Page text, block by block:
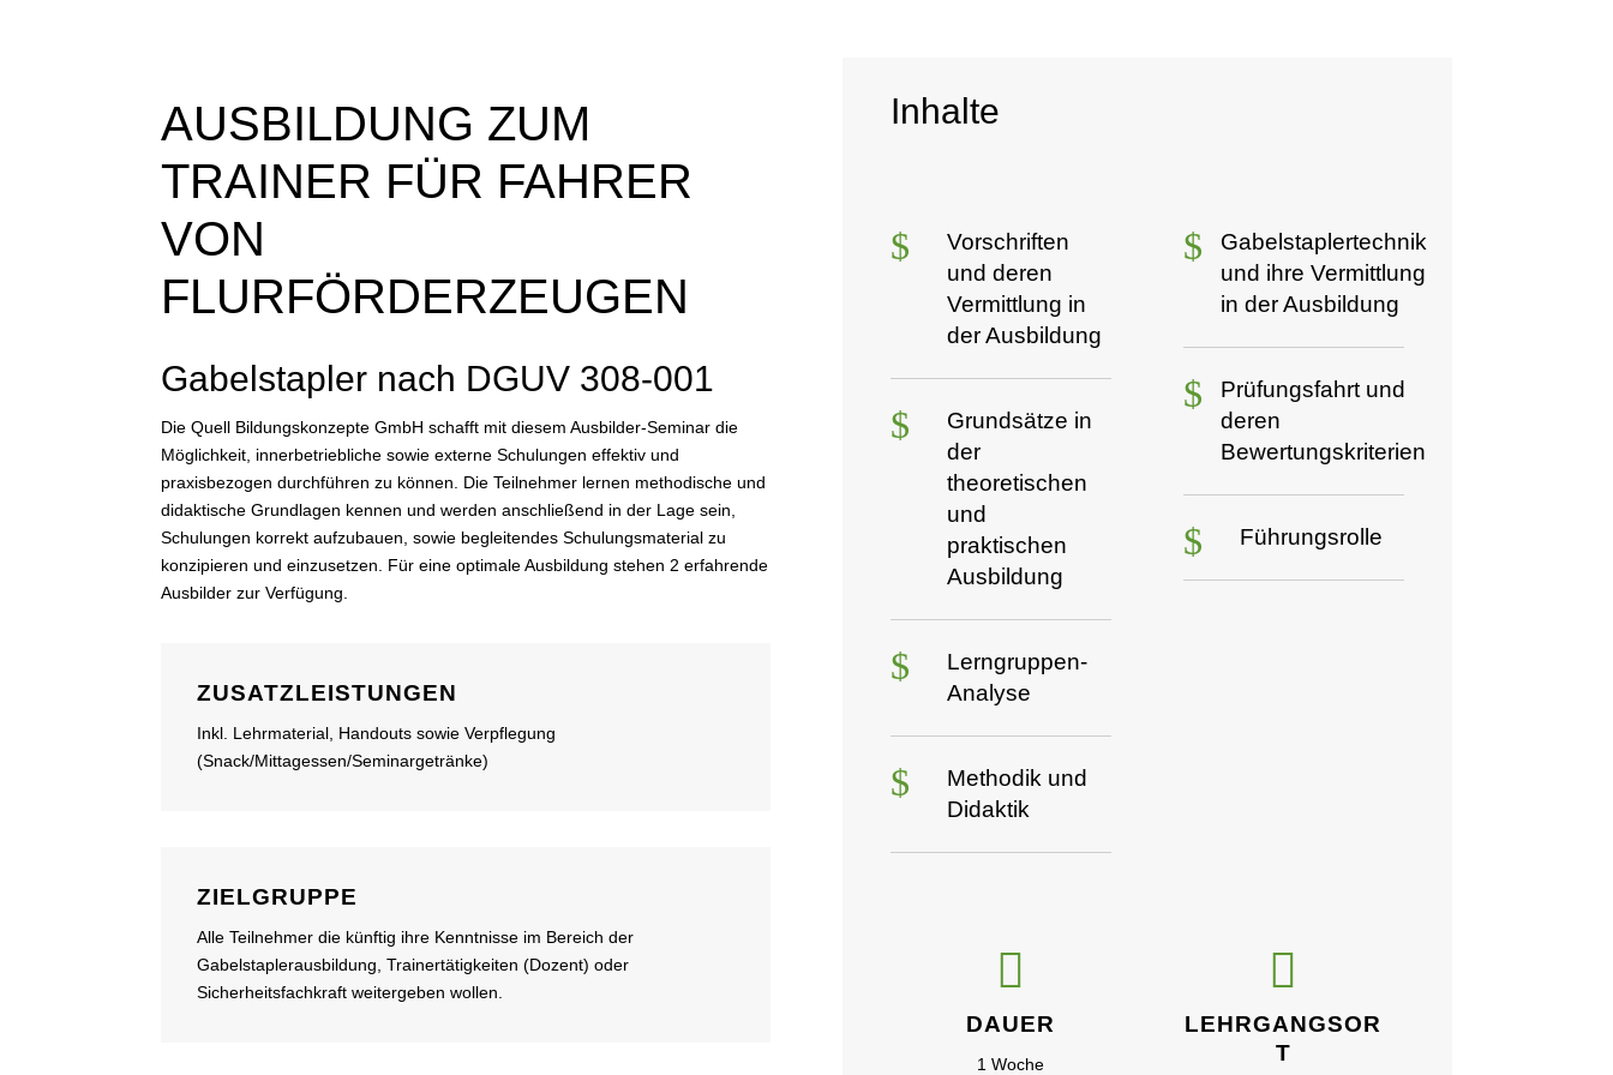
AUSBILDUNG ZUM
TRAINER FÜR FAHRER
VON
FLURFÖRDERZEUGEN
Gabelstapler nach DGUV 308-001
Die Quell Bildungskonzepte GmbH schafft mit diesem Ausbilder-Seminar die
Möglichkeit, innerbetriebliche sowie externe Schulungen effektiv und
praxisbezogen durchführen zu können. Die Teilnehmer lernen methodische und
didaktische Grundlagen kennen und werden anschließend in der Lage sein,
Schulungen korrekt aufzubauen, sowie begleitendes Schulungsmaterial zu
konzipieren und einzusetzen. Für eine optimale Ausbildung stehen 2 erfahrende
Ausbilder zur Verfügung.
ZUSATZLEISTUNGEN
Inkl. Lehrmaterial, Handouts sowie Verpflegung
(Snack/Mittagessen/Seminargetränke)
ZIELGRUPPE
Alle Teilnehmer die künftig ihre Kenntnisse im Bereich der
Gabelstaplerausbildung, Trainertätigkeiten (Dozent) oder
Sicherheitsfachkraft weitergeben wollen.
Inhalte
$
Vorschriften
und deren
Vermittlung in
der Ausbildung
$
Grundsätze in
der
theoretischen
und
praktischen
Ausbildung
$
Lerngruppen-
Analyse
$
Methodik und
Didaktik
$
Gabelstaplertechnik
und ihre Vermittlung
in der Ausbildung
$
Prüfungsfahrt und
deren
Bewertungskriterien
$ Führungsrolle

DAUER
1 Woche

LEHRGANGSOR
T